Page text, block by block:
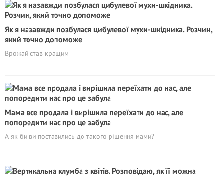
Як я назавжди позбулася цибулевої мухи-шкідника. Розчин,
який точно допоможе
Врожай став кращим
Мама все продала і вирішила переїхати до нас, але
попоредити нас про це забула
А як би ви поставились до такого рішення мами?